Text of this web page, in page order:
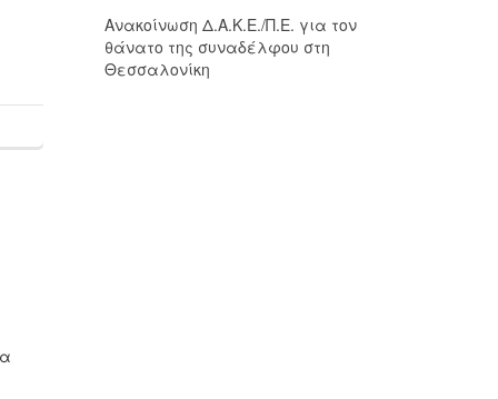
Ανακοίνωση Δ.Α.Κ.Ε./Π.Ε. για τον
θάνατο της συναδέλφου στη
Θεσσαλονίκη